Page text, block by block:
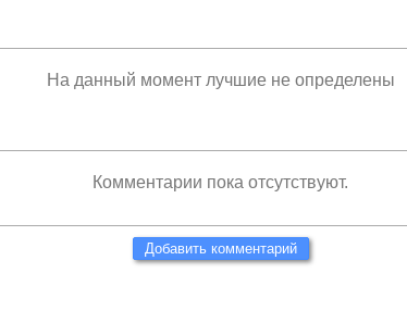
На данный момент лучшие не определены
Комментарии пока отсутствуют.
Добавить комментарий